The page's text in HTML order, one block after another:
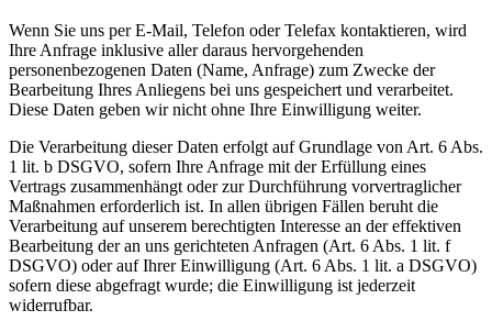
Wenn Sie uns per E-Mail, Telefon oder Telefax kontaktieren, wird
Ihre Anfrage inklusive aller daraus hervorgehenden
personenbezogenen Daten (Name, Anfrage) zum Zwecke der
Bearbeitung Ihres Anliegens bei uns gespeichert und verarbeitet.
Diese Daten geben wir nicht ohne Ihre Einwilligung weiter.
Die Verarbeitung dieser Daten erfolgt auf Grundlage von Art. 6 Abs.
1 lit. b DSGVO, sofern Ihre Anfrage mit der Erfüllung eines
Vertrags zusammenhängt oder zur Durchführung vorvertraglicher
Maßnahmen erforderlich ist. In allen übrigen Fällen beruht die
Verarbeitung auf unserem berechtigten Interesse an der effektiven
Bearbeitung der an uns gerichteten Anfragen (Art. 6 Abs. 1 lit. f
DSGVO) oder auf Ihrer Einwilligung (Art. 6 Abs. 1 lit. a DSGVO)
sofern diese abgefragt wurde; die Einwilligung ist jederzeit
widerrufbar.